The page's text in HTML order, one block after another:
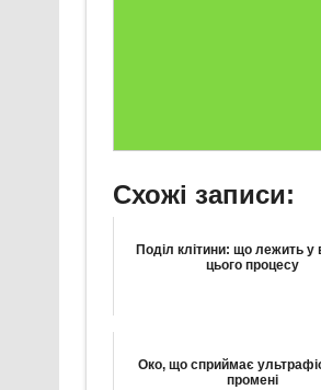
Схожі записи:
Поділ клітини: що лежить у
цього процесу
Око, що сприймає
промені